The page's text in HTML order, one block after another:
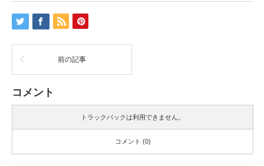
前の記事
コメント
トラックバックは利用できません。
コメント (0)